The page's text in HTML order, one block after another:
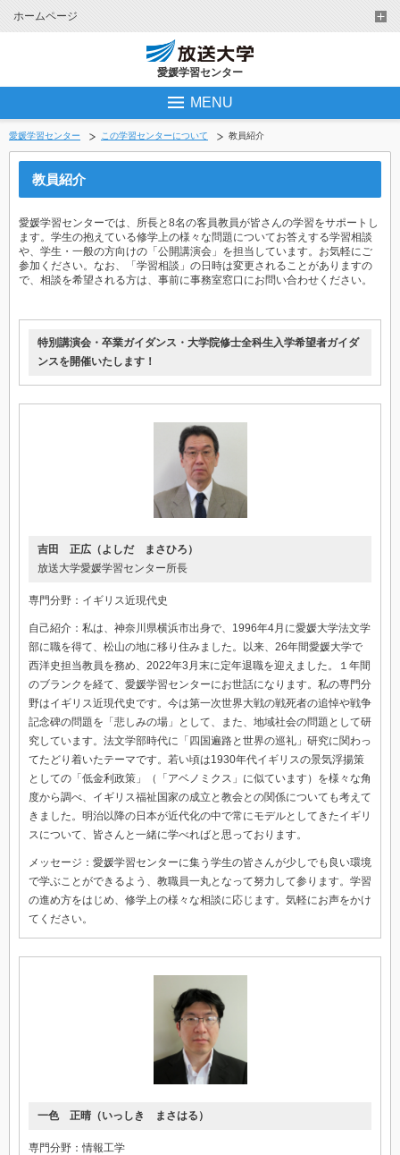
ホームページ
愛媛学習センター
MENU
愛媛学習センター この学習センターについて 教員紹介
教員紹介
愛媛学習センターでは、所長と8名の客員教員が皆さんの学習をサポートし
ます。学生の抱えている修学上の様々な問題についてお答えする学習相談
や、学生・一般の方向けの「公開講演会」を担当しています。お気軽にご
参加ください。なお、「学習相談」の日時は変更されることがありますの
で、相談を希望される方は、事前に事務室窓口にお問い合わせください。
特別講演会・卒業ガイダンス・大学院修士全科生入学希望者ガイダ
ンスを開催いたします！
吉田 正広（よしだ まさひろ）
放送大学愛媛学習センター所長
専門分野：イギリス近現代史
自己紹介：私は、神奈川県横浜市出身で、1996年4月に愛媛大学法文学
部に職を得て、松山の地に移り住みました。以来、26年間愛媛大学で
西洋史担当教員を務め、2022年3月末に定年退職を迎えました。１年間
のブランクを経て、愛媛学習センターにお世話になります。私の専門分
野はイギリス近現代史です。今は第一次世界大戦の戦死者の追悼や戦争
記念碑の問題を「悲しみの場」として、また、地域社会の問題として研
究しています。法文学部時代に「四国遍路と世界の巡礼」研究に関わっ
てたどり着いたテーマです。若い頃は1930年代イギリスの景気浮揚策
としての「低金利政策」（「アベノミクス」に似ています）を様々な角
度から調べ、イギリス福祉国家の成立と教会との関係についても考えて
きました。明治以降の日本が近代化の中で常にモデルとしてきたイギリ
スについて、皆さんと一緒に学べればと思っております。
メッセージ：愛媛学習センターに集う学生の皆さんが少しでも良い環境
で学ぶことができるよう、教職員一丸となって努力して参ります。学習
の進め方をはじめ、修学上の様々な相談に応じます。気軽にお声をかけ
てください。
一色 正晴（いっしき まさはる）
専門分野：情報工学